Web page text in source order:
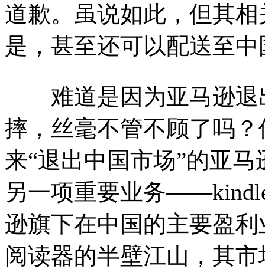
道歉。虽说如此，但其
是，甚至还可以配送至
难道是因为亚马逊退
摔，丝毫不管不顾了吗
来“退出中国市场”的亚
另一项重要业务
逊旗下在中国的主要盈
阅读器的半壁江山，其